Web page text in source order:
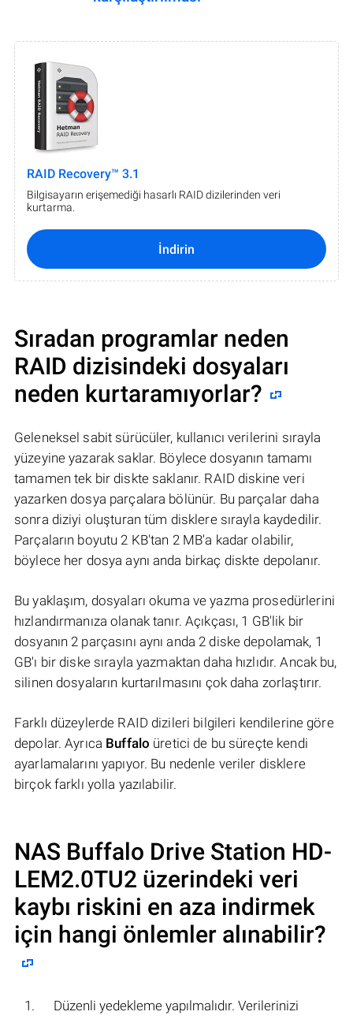
RAID Recovery™ 3.1
Bilgisayarın erişemediği hasarlı RAID dizilerinden veri
kurtarma.
İndirin
Sıradan programlar neden
RAID dizisindeki dosyaları
neden kurtaramıyorlar?
Geleneksel sabit sürücüler, kullanıcı verilerini sırayla
yüzeyine yazarak saklar. Böylece dosyanın tamamı
tamamen tek bir diskte saklanır. RAID diskine veri
yazarken dosya parçalara bölünür. Bu parçalar daha
sonra diziyi oluşturan tüm disklere sırayla kaydedilir.
Parçaların boyutu 2 KB'tan 2 MB'a kadar olabilir,
böylece her dosya aynı anda birkaç diskte depolanır.
Bu yaklaşım, dosyaları okuma ve yazma prosedürlerini
hızlandırmanıza olanak tanır. Açıkçası, 1 GB'lik bir
dosyanın 2 parçasını aynı anda 2 diske depolamak, 1
GB'ı bir diske sırayla yazmaktan daha hızlıdır. Ancak bu,
silinen dosyaların kurtarılmasını çok daha zorlaştırır.
Farklı düzeylerde RAID dizileri bilgileri kendilerine göre
depolar. Ayrıca Buffalo üretici de bu süreçte kendi
ayarlamalarını yapıyor. Bu nedenle veriler disklere
birçok farklı yolla yazılabilir.
NAS Buffalo Drive Station HD-
LEM2.0TU2 üzerindeki veri
kaybı riskini en aza indirmek
için hangi önlemler alınabilir?
Düzenli yedekleme yapılmalıdır. Verilerinizi